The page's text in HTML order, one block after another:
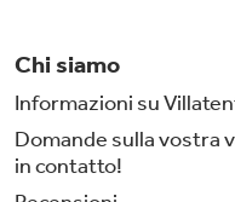
Chi siamo
Informazioni su
Domande sulla vostra
in contatto!